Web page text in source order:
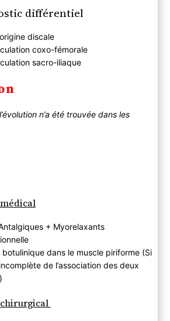
différentiel
discale
coxo-fémorale
sacro-iliaque
n’a été trouvée dans les
+ Myorelaxants
dans le muscle piriforme (Si
de l’association des deux